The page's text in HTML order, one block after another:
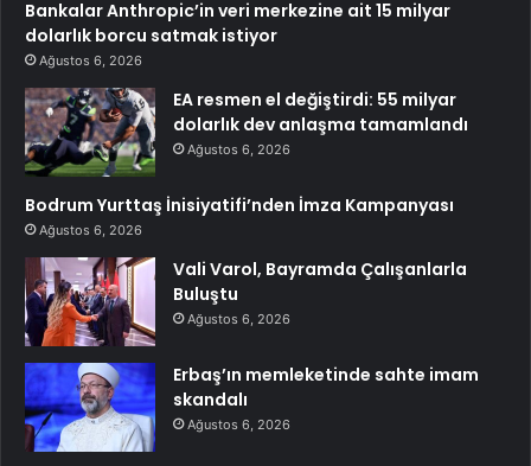
Bankalar Anthropic’in veri merkezine ait 15 milyar
dolarlık borcu satmak istiyor
Ağustos 6, 2026
EA resmen el değiştirdi: 55 milyar
dolarlık dev anlaşma tamamlandı
Ağustos 6, 2026
Bodrum Yurttaş İnisiyatifi’nden İmza Kampanyası
Ağustos 6, 2026
Vali Varol, Bayramda Çalışanlarla
Buluştu
Ağustos 6, 2026
Erbaş’ın memleketinde sahte imam
skandalı
Ağustos 6, 2026